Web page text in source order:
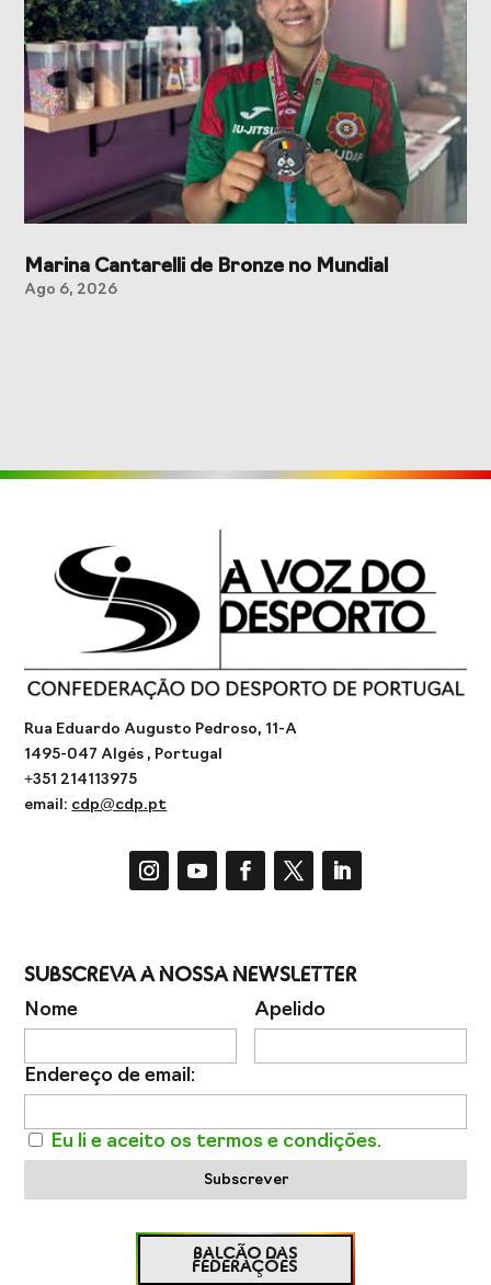
BALCÃO DAS
FEDERAÇÕES
Marina Cantarelli de Bronze no Mundial
Ago 6, 2026
Rua Eduardo Augusto Pedroso, 11-A
1495-047 Algés , Portugal
+351 214113975
email: cdp@cdp.pt
Subscreva a Nossa Newsletter
Nome Apelido
Endereço de email:
Eu li e aceito os termos e condições.
Subscrever